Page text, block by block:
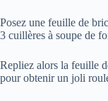
Posez une feuille de
3 cuillères à soupe de
Repliez alors la feuille
pour obtenir un joli